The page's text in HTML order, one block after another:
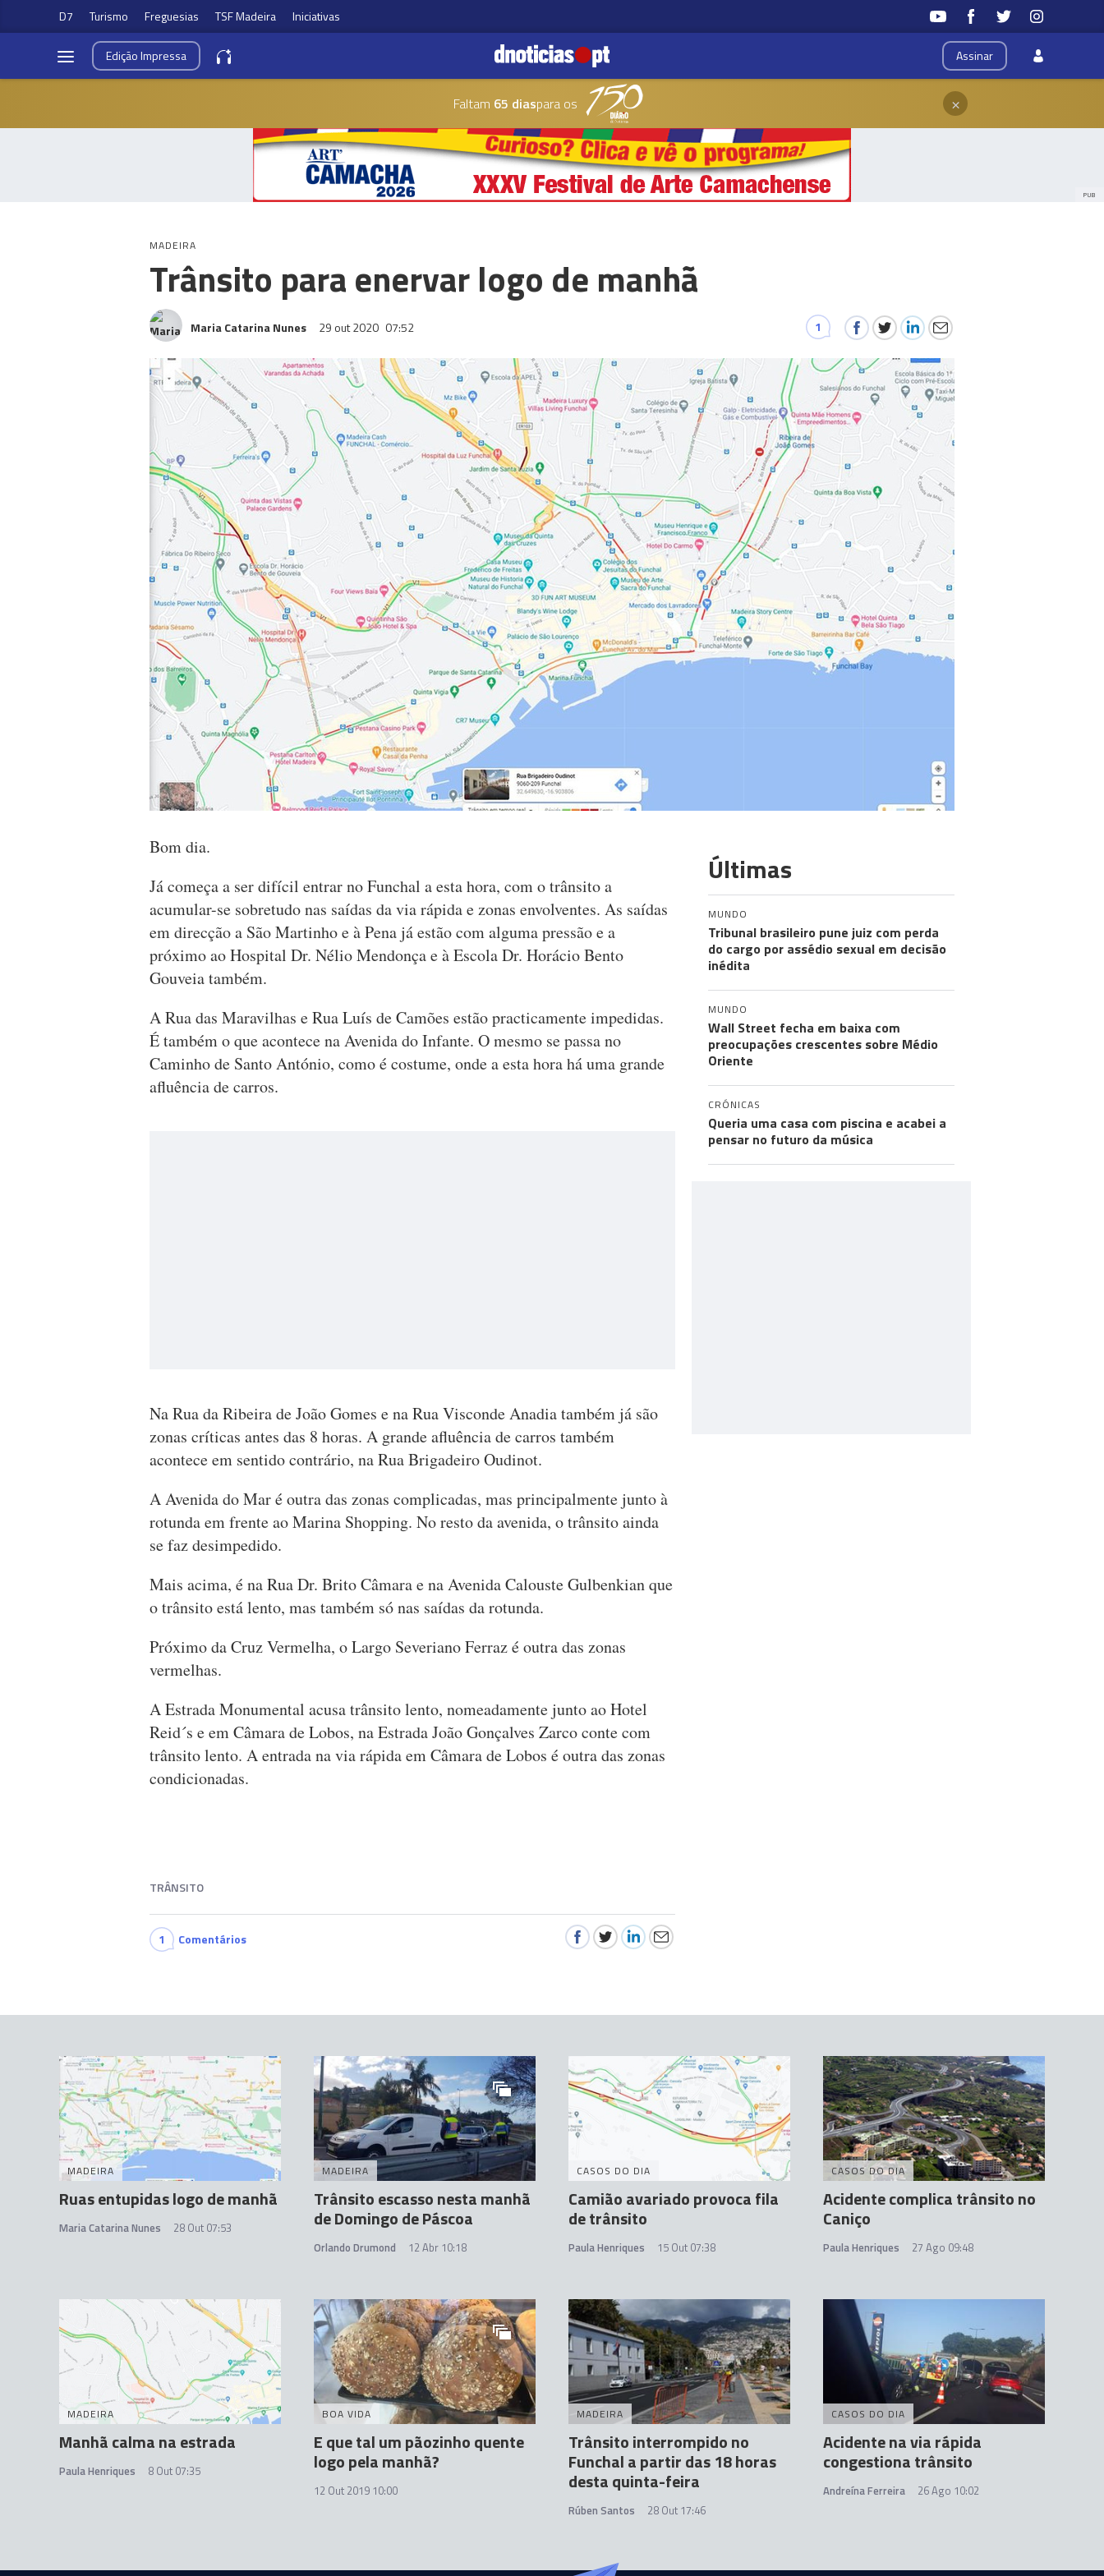
D7 Turismo Freguesias TSF Madeira Iniciativas
Assinar
EdiçãoImpressa
Faltam 65 diaspara os ×
PUB
MADEIRA
Trânsito para enervar logo de manhã
Maria Catarina Nunes 29 out 2020 07:52 1
Bom dia.
Já começa a ser difícil entrar no Funchal a esta hora, com o trânsito a
acumular-se sobretudo nas saídas da via rápida e zonas envolventes. As saídas
em direcção a São Martinho e à Pena já estão com alguma pressão e a
próximo ao Hospital Dr. Nélio Mendonça e à Escola Dr. Horácio Bento
Gouveia também.
A Rua das Maravilhas e Rua Luís de Camões estão practicamente impedidas.
É também o que acontece na Avenida do Infante. O mesmo se passa no
Caminho de Santo António, como é costume, onde a esta hora há uma grande
afluência de carros.
Na Rua da Ribeira de João Gomes e na Rua Visconde Anadia também já são
zonas críticas antes das 8 horas. A grande afluência de carros também
acontece em sentido contrário, na Rua Brigadeiro Oudinot.
A Avenida do Mar é outra das zonas complicadas, mas principalmente junto à
rotunda em frente ao Marina Shopping. No resto da avenida, o trânsito ainda
se faz desimpedido.
Mais acima, é na Rua Dr. Brito Câmara e na Avenida Calouste Gulbenkian que
o trânsito está lento, mas também só nas saídas da rotunda.
Próximo da Cruz Vermelha, o Largo Severiano Ferraz é outra das zonas
vermelhas.
A Estrada Monumental acusa trânsito lento, nomeadamente junto ao Hotel
Reid´s e em Câmara de Lobos, na Estrada João Gonçalves Zarco conte com
trânsito lento. A entrada na via rápida em Câmara de Lobos é outra das zonas
condicionadas.
TRÂNSITO
1 Comentários
Últimas
MUNDO
Tribunal brasileiro pune juiz com perda
do cargo por assédio sexual em decisão
inédita
MUNDO
Wall Street fecha em baixa com
preocupações crescentes sobre Médio
Oriente
CRÓNICAS
Queria uma casa com piscina e acabei a
pensar no futuro da música
MADEIRA
Ruas entupidas logo de manhã
Maria Catarina Nunes 28 Out 07:53
MADEIRA
Trânsito escasso nesta manhã
de Domingo de Páscoa
Orlando Drumond 12 Abr 10:18
CASOS DO DIA
Camião avariado provoca fila
de trânsito
Paula Henriques 15 Out 07:38
CASOS DO DIA
Acidente complica trânsito no
Caniço
Paula Henriques 27 Ago 09:48
MADEIRA
Manhã calma na estrada
Paula Henriques 8 Out 07:35
BOA VIDA
E que tal um pãozinho quente
logo pela manhã?
12 Out 2019 10:00
MADEIRA
Trânsito interrompido no
Funchal a partir das 18 horas
desta quinta-feira
Rúben Santos 28 Out 17:46
CASOS DO DIA
Acidente na via rápida
congestiona trânsito
Andreína Ferreira 26 Ago 10:02